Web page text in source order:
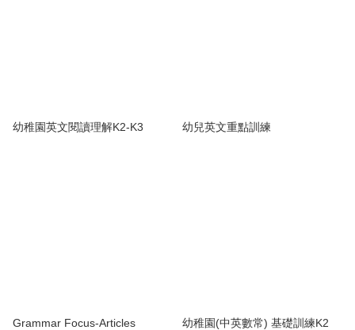
幼稚園英文閱讀理解K2-K3 幼兒英文重點訓練
Grammar Focus-Articles 幼稚園(中英數常) 基礎訓練K2